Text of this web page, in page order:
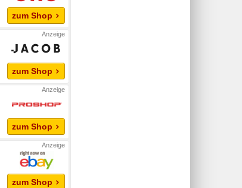
zum Shop
zum Shop
zum Shop
zum Shop